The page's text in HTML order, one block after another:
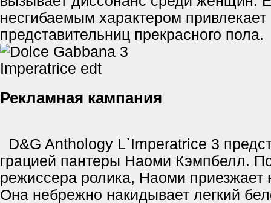
несгибаемым характером
представительниц прекрасного пола.
Рекламная кампания
D&G Anthology L`Imperatrice 3
грацией пантеры Наоми Кэмпбелл.
режиссера ролика, Наоми приезжает
Она небрежно накидывает легкий